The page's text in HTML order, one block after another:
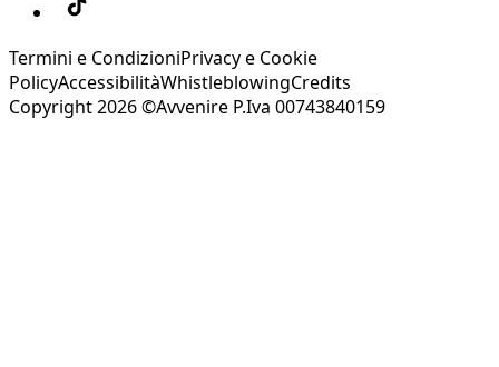
Termini e CondizioniPrivacy e Cookie
PolicyAccessibilitàWhistleblowingCredits
Copyright 2026 ©Avvenire P.Iva 00743840159